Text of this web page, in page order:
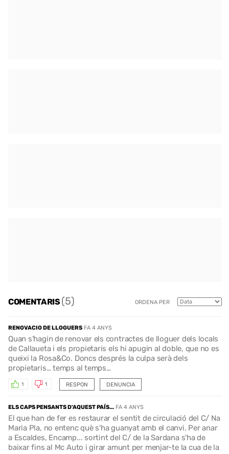
COMENTARIS(5) ORDENA PER
RENOVACIO DE LLOGUERS FA 4 ANYS
Quan s’hagin de renovar els contractes de lloguer dels locals
de Callaueta i els propietaris els hi apugin al doble, que no es
queixi la Rosa&Co. Doncs després la culpa serà dels
propietaris… temps al temps…
RESPON
1 1 DENUNCIA
ELS CAPS PENSANTS D'AQUEST PAÍS... FA 4 ANYS
El que han de fer es restaurar el sentit de circulació del C/ Na
Maria Pla, no entenc què s'ha guanyat amb el canvi. Per anar
a Escaldes, Encamp... sortint del C/ de la Sardana s'ha de
baixar fins al Mc Auto i girar amunt per menjar-te la cua de la